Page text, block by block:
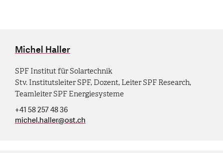
Michel Haller
SPF Institut für Solartechnik
Stv. Institutsleiter SPF, Dozent, Leiter SPF Research,
Teamleiter SPF Energiesysteme
+41 58 257 48 36
michel.haller@ost.ch